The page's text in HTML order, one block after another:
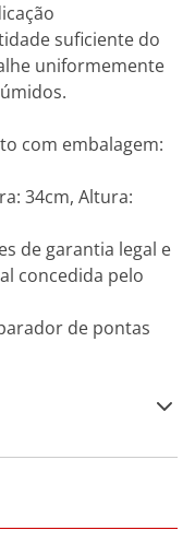
suficiente do
uniformemente
com embalagem:
34cm, Altura:
de garantia legal e
concedida pelo
de pontas